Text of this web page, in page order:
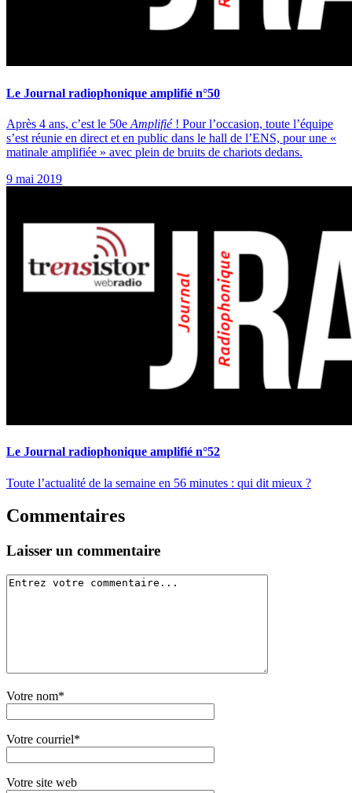
Le Journal radiophonique amplifié n°50
Après 4 ans, c’est le 50e Amplifié! Pour l’occasion, toute l’équipe
s’est réunie en direct et en public dans le hall de l’ENS, pour une «
matinale amplifiée » avec plein de bruits de chariots dedans.
9 mai 2019
Le Journal radiophonique amplifié n°52
Toute l’actualité de la semaine en 56 minutes : qui dit mieux ?
Commentaires
Laisser un commentaire
Votre nom*
Votre courriel*
Votre site web